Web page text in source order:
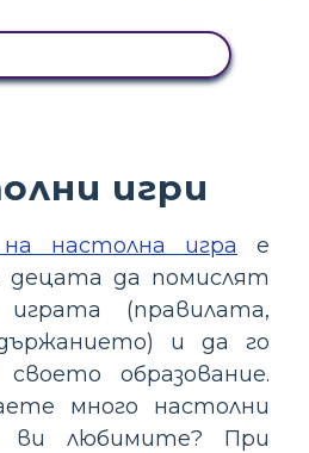
игри
настолна игра е
децата да помислят
(правилата,
и да го
образование.
много настолни
ви любимите? При